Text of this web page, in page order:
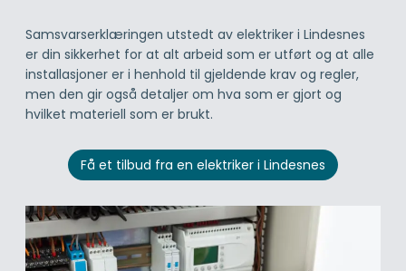
Samsvarserklæringen utstedt av elektriker i Lindesnes
er din sikkerhet for at alt arbeid som er utført og at alle
installasjoner er i henhold til gjeldende krav og regler,
men den gir også detaljer om hva som er gjort og
hvilket materiell som er brukt.
Få et tilbud fra en elektriker i Lindesnes